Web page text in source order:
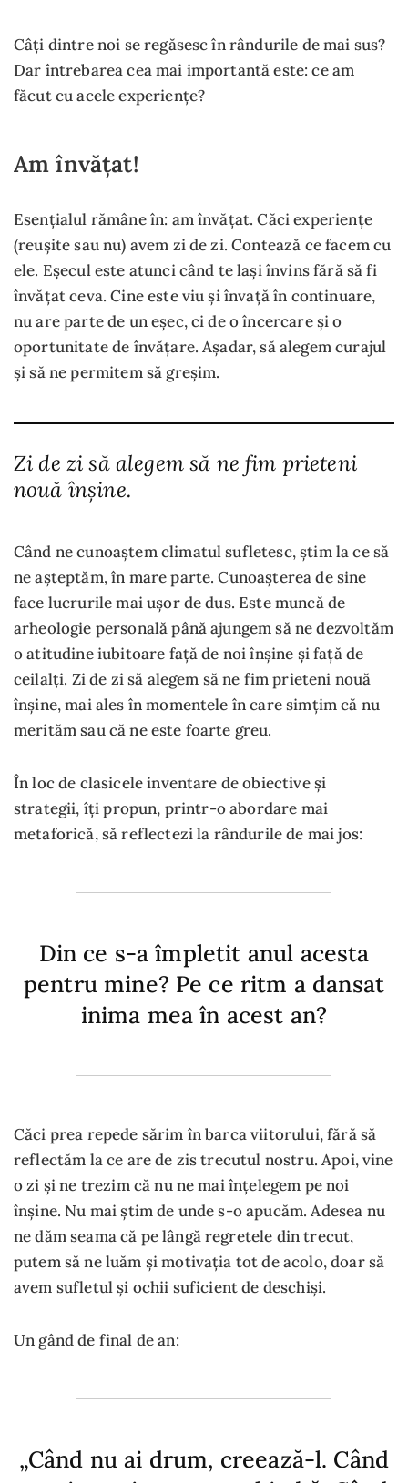
Câți dintre noi se regăsesc în rândurile de mai sus?
Dar întrebarea cea mai importantă este: ce am
făcut cu acele experiențe?
Am învățat!
Esențialul rămâne în: am învățat. Căci experiențe
(reușite sau nu) avem zi de zi. Contează ce facem cu
ele. Eșecul este atunci când te lași învins fără să fi
învățat ceva. Cine este viu și învață în continuare,
nu are parte de un eșec, ci de o încercare și o
oportunitate de învățare. Așadar, să alegem curajul
și să ne permitem să greșim.
Zi de zi să alegem să ne fim prieteni
nouă înșine.
Când ne cunoaștem climatul sufletesc, știm la ce să
ne așteptăm, în mare parte. Cunoașterea de sine
face lucrurile mai ușor de dus. Este muncă de
arheologie personală până ajungem să ne dezvoltăm
o atitudine iubitoare față de noi înșine și față de
ceilalți. Zi de zi să alegem să ne fim prieteni nouă
înșine, mai ales în momentele în care simțim că nu
merităm sau că ne este foarte greu.
În loc de clasicele inventare de obiective și
strategii, îți propun, printr-o abordare mai
metaforică, să reflectezi la rândurile de mai jos:
Din ce s-a împletit anul acesta
pentru mine? Pe ce ritm a dansat
inima mea în acest an?
Căci prea repede sărim în barca viitorului, fără să
reflectăm la ce are de zis trecutul nostru. Apoi, vine
o zi și ne trezim că nu ne mai înțelegem pe noi
înșine. Nu mai știm de unde s-o apucăm. Adesea nu
ne dăm seama că pe lângă regretele din trecut,
putem să ne luăm și motivația tot de acolo, doar să
avem sufletul și ochii suficient de deschiși.
Un gând de final de an:
„Când nu ai drum, creează-l. Când